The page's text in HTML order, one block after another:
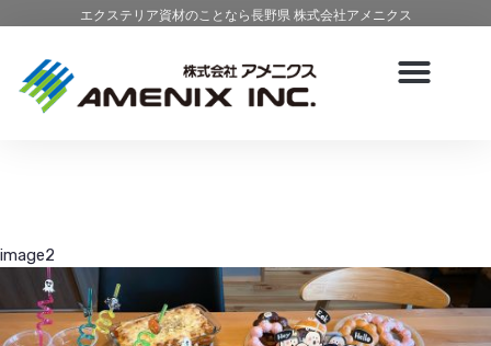
エクステリア資材のことなら長野県 株式会社アメニクス
image2